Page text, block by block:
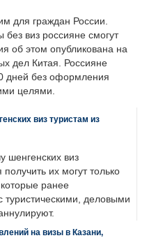
для граждан России.
виз россияне смогут
об этом опубликована на
дел Китая. Россияне
дней без оформления
целями.
виз туристам из
шенгенских виз
их могут только
ранее
туристическими, деловыми
на визы в Казани,